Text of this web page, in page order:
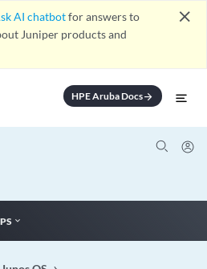
AI chatbotfor answers to
Juniper products and
close
HPE Aruba Docsarrow_forward